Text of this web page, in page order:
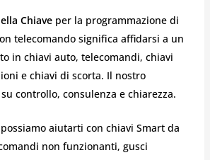
Chiaveper la programmazione di
telecomando significa affidarsi a un
in chiavi auto, telecomandi, chiavi
e chiavi di scorta. Il nostro
controllo, consulenza e chiarezza.
aiutarti con chiavi Smart da
non funzionanti, gusci